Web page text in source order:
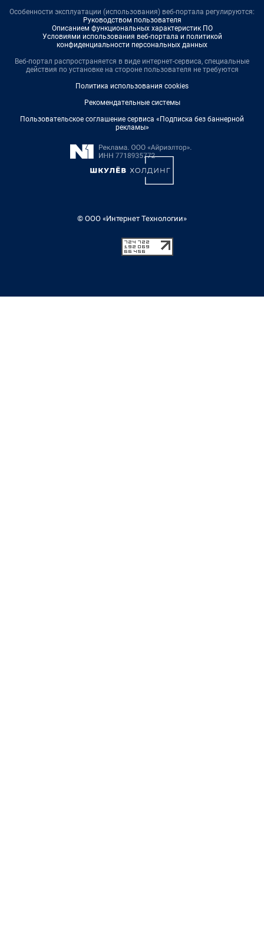
Особенности эксплуатации (использования) веб-портала регулируются:
Руководством пользователя
Описанием функциональных характеристик ПО
Условиями использования веб-портала и политикой
конфиденциальности персональных данных
Веб-портал распространяется в виде интернет-сервиса, специальные
действия по установке на стороне пользователя не требуются
Политика использования cookies
Рекомендательные системы
Пользовательское соглашение сервиса «Подписка без баннерной
рекламы»
© ООО «Интернет Технологии»